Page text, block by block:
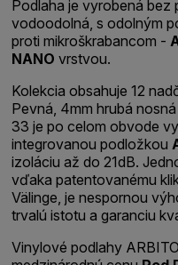
Podlaha je vyrobená
vodoodolná, s odolným
proti mikroškrabancom -
NANO vrstvou.
Kolekcia obsahuje 12
Pevná, 4mm hrubá
33 je po celom obvode
integrovanou podložkou
izoláciu až do 21dB.
vďaka patentovanému
Välinge, je nespornou
trvalú istotu a garanciu
Vinylové podlahy